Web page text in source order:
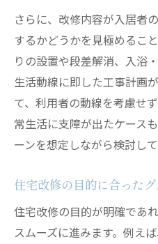
さらに、改修内容が入居者
するかどうかを見極めるこ
りの設置や段差解消、入浴
生活動線に即した工事計画
て、利用者の動線を考慮せ
常生活に支障が出たケース
ーンを想定しながら検討して
住宅改修の目的に合った
住宅改修の目的が明確であ
スムーズに進みます。例え